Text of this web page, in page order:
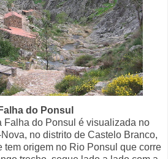
do Ponsul
Falha do Ponsul é visualizada no
no distrito de Castelo Branco,
tem origem no Rio Ponsul que corre